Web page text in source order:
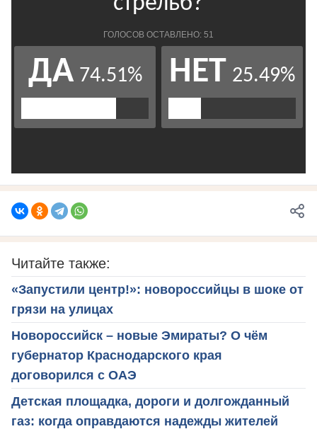
Читайте также:
«Запустили центр!»: новороссийцы в шоке от
грязи на улицах
Новороссийск – новые Эмираты? О чём
губернатор Краснодарского края
договорился с ОАЭ
Детская площадка, дороги и долгожданный
газ: когда оправдаются надежды жителей